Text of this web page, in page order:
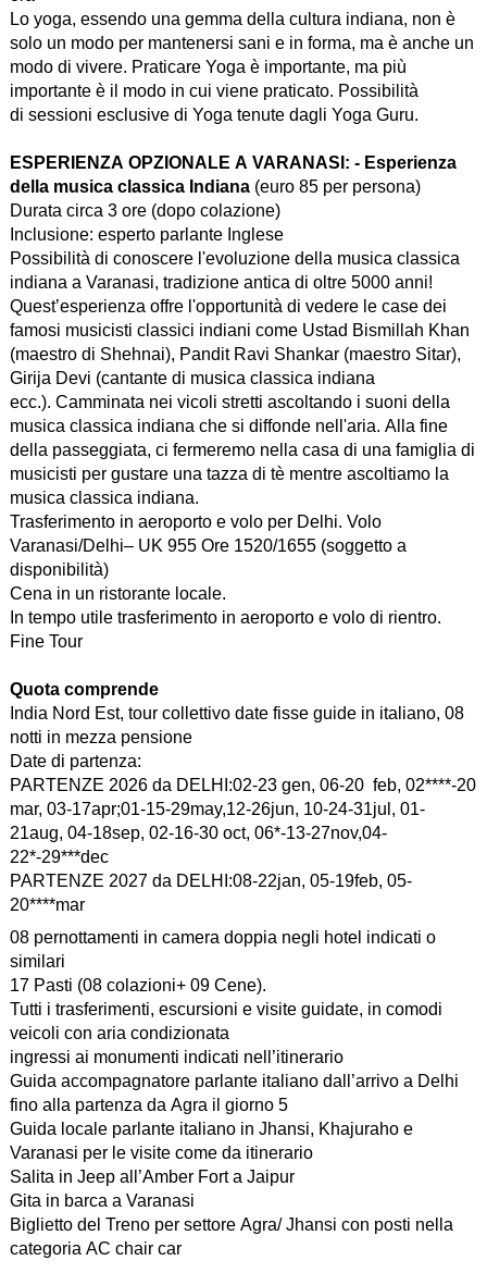
Lo yoga, essendo una gemma della cultura indiana, non è
solo un modo per mantenersi sani e in forma, ma è anche un
modo di vivere. Praticare Yoga è importante, ma più
importante è il modo in cui viene praticato. Possibilità
di sessioni esclusive di Yoga tenute dagli Yoga Guru.
ESPERIENZA OPZIONALE A VARANASI: - Esperienza
della musica classica Indiana(euro 85 per persona)
Durata circa 3 ore (dopo colazione)
Inclusione: esperto parlante Inglese
Possibilità di conoscere l'evoluzione della musica classica
indiana a Varanasi, tradizione antica di oltre 5000 anni!
Quest’esperienza offre l'opportunità di vedere le case dei
famosi musicisti classici indiani come Ustad Bismillah Khan
(maestro di Shehnai), Pandit Ravi Shankar (maestro Sitar),
Girija Devi (cantante di musica classica indiana
ecc.). Camminata nei vicoli stretti ascoltando i suoni della
musica classica indiana che si diffonde nell'aria. Alla fine
della passeggiata, ci fermeremo nella casa di una famiglia di
musicisti per gustare una tazza di tè mentre ascoltiamo la
musica classica indiana.
Trasferimento in aeroporto e volo per Delhi. Volo
Varanasi/Delhi– UK 955 Ore 1520/1655 (soggetto a
disponibilità)
Cena in un ristorante locale.
In tempo utile trasferimento in aeroporto e volo di rientro.
Fine Tour
Quota comprende
India Nord Est, tour collettivo date fisse guide in italiano, 08
notti in mezza pensione
Date di partenza:
PARTENZE 2026 da DELHI:02-23 gen, 06-20 feb, 02****-20
mar, 03-17apr;01-15-29may,12-26jun, 10-24-31jul, 01-
21aug, 04-18sep, 02-16-30 oct, 06*-13-27nov,04-
22*-29***dec
PARTENZE 2027 da DELHI:08-22jan, 05-19feb, 05-
20****mar
08 pernottamenti in camera doppia negli hotel indicati o
similari
17 Pasti (08 colazioni+ 09 Cene).
Tutti i trasferimenti, escursioni e visite guidate, in comodi
veicoli con aria condizionata
ingressi ai monumenti indicati nell’itinerario
Guida accompagnatore parlante italiano dall’arrivo a Delhi
fino alla partenza da Agra il giorno 5
Guida locale parlante italiano in Jhansi, Khajuraho e
Varanasi per le visite come da itinerario
Salita in Jeep all’Amber Fort a Jaipur
Gita in barca a Varanasi
Biglietto del Treno per settore Agra/ Jhansi con posti nella
categoria AC chair car